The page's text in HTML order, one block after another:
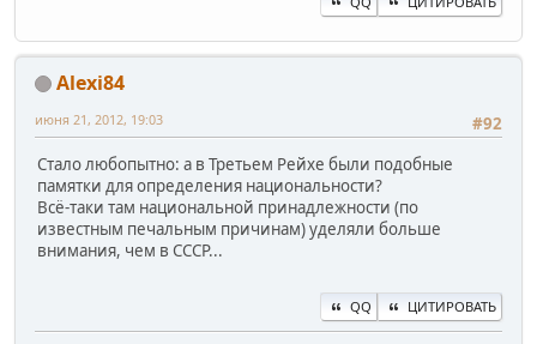
Alexi84
#92
июня 21, 2012, 19:03
Стало любопытно: а в Третьем Рейхе были подобные
памятки для определения национальности?
Всё-таки там национальной принадлежности (по
известным печальным причинам) уделяли больше
внимания, чем в СССР...
QQ ЦИТИРОВАТЬ